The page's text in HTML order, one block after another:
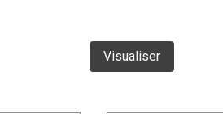
Visualiser